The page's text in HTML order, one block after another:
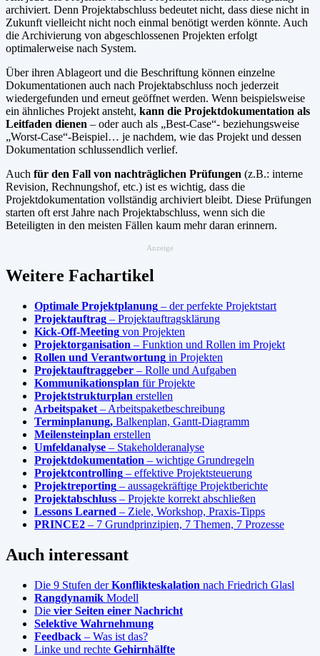
archiviert. Denn Projektabschluss bedeutet nicht, dass diese nicht in
Zukunft vielleicht nicht noch einmal benötigt werden könnte. Auch
die Archivierung von abgeschlossenen Projekten erfolgt
optimalerweise nach System.
Über ihren Ablageort und die Beschriftung können einzelne
Dokumentationen auch nach Projektabschluss noch jederzeit
wiedergefunden und erneut geöffnet werden. Wenn beispielsweise
ein ähnliches Projekt ansteht, kann die Projektdokumentation als
Leitfaden dienen – oder auch als „Best-Case“- beziehungsweise
„Worst-Case“-Beispiel… je nachdem, wie das Projekt und dessen
Dokumentation schlussendlich verlief.
Auch für den Fall von nachträglichen Prüfungen (z.B.: interne
Revision, Rechnungshof, etc.) ist es wichtig, dass die
Projektdokumentation vollständig archiviert bleibt. Diese Prüfungen
starten oft erst Jahre nach Projektabschluss, wenn sich die
Beteiligten in den meisten Fällen kaum mehr daran erinnern.
Anzeige
Weitere Fachartikel
Optimale Projektplanung – der perfekte Projektstart
Projektauftrag – Projektauftragsklärung
Kick-Off-Meeting von Projekten
Projektorganisation – Funktion und Rollen im Projekt
Rollen und Verantwortung in Projekten
Projektauftraggeber – Rolle und Aufgaben
Kommunikationsplan für Projekte
Projektstrukturplan erstellen
Arbeitspaket – Arbeitspaketbeschreibung
Terminplanung, Balkenplan, Gantt-Diagramm
Meilensteinplan erstellen
Umfeldanalyse – Stakeholderanalyse
Projektdokumentation – wichtige Grundregeln
Projektcontrolling – effektive Projektsteuerung
Projektreporting – aussagekräftige Projektberichte
Projektabschluss – Projekte korrekt abschließen
Lessons Learned – Ziele, Workshop, Praxis-Tipps
PRINCE2 – 7 Grundprinzipien, 7 Themen, 7 Prozesse
Auch interessant
Die 9 Stufen derKonflikteskalation nach Friedrich Glasl
Rangdynamik Modell
Die vier Seiten einer Nachricht
Selektive Wahrnehmung
Feedback – Was ist das?
Linke und rechte Gehirnhälfte